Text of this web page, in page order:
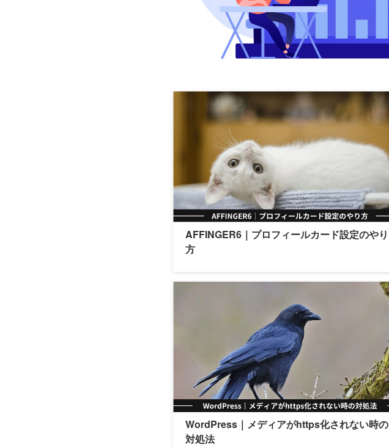
AFFINGER6｜プロフィールカード設定のやり
方
WordPress｜メディアがhttps化されない時の
対処法